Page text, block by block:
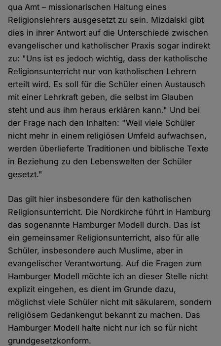
qua Amt – missionarischen Haltung eines
Religionslehrers ausgesetzt zu sein. Mizdalski gibt
dies in ihrer Antwort auf die Unterschiede zwischen
evangelischer und katholischer Praxis sogar indirekt
zu: "Uns ist es jedoch wichtig, dass der katholische
Religionsunterricht nur von katholischen Lehrern
erteilt wird. Es soll für die Schüler einen Austausch
mit einer Lehrkraft geben, die selbst im Glauben
steht und aus ihm heraus erklären kann." Und bei
der Frage nach den Inhalten: "Weil viele Schüler
nicht mehr in einem religiösen Umfeld aufwachsen,
werden überlieferte Traditionen und biblische Texte
in Beziehung zu den Lebenswelten der Schüler
gesetzt."
Das gilt hier insbesondere für den katholischen
Religionsunterricht. Die Nordkirche führt in Hamburg
das sogenannte Hamburger Modell durch. Das ist
ein gemeinsamer Religionsunterricht, also für alle
Schüler, insbesondere auch Muslime, aber in
evangelischer Verantwortung. Auf die Fragen zum
Hamburger Modell möchte ich an dieser Stelle nicht
explizit eingehen, es dient im Grunde dazu,
möglichst viele Schüler nicht mit säkularem, sondern
religiösem Gedankengut bekannt zu machen. Das
Hamburger Modell halte nicht nur ich so für nicht
grundgesetzkonform.